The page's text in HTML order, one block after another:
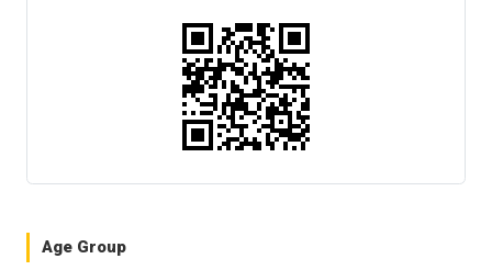
Age Group